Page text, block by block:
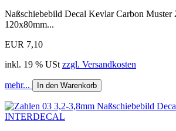
Naßschiebebild Decal Kevlar Carbon Muster
120x80mm...
EUR 7,10
inkl. 19 % USt zzgl. Versandkosten
mehr... In den Warenkorb